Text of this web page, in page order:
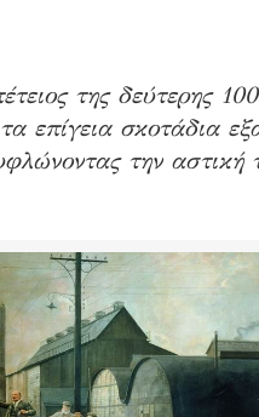
της δεύτερης
επίγεια σκοτάδια
την αστική